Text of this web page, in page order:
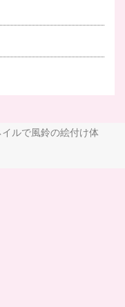
ルで風鈴の絵付け体